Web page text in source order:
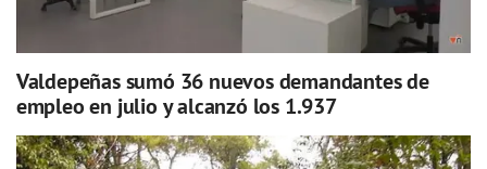
Valdepeñas sumó 36 nuevos demandantes de
empleo en julio y alcanzó los 1.937